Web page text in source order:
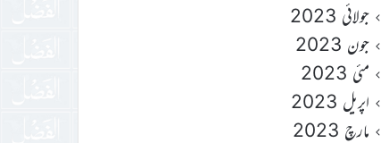
جولائی 2023
جون 2023
مئی 2023
اپریل 2023
مارچ 2023